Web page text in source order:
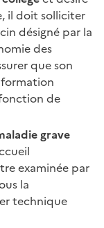
il doit solliciter
désigné par la
des
que son
de
grave
examinée par
la
technique